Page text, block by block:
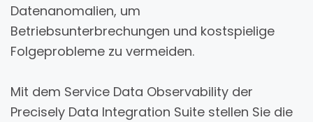
Datenanomalien, um
Betriebsunterbrechungen und kostspielige
Folgeprobleme zu vermeiden.
Mit dem Service Data Observability der
Precisely Data Integration Suite stellen Sie die